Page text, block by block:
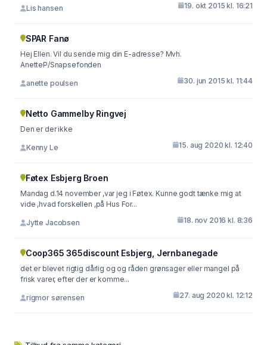
Lis hansen 19. okt 2015 kl. 16:21
SPAR Fanø
Hej Ellen. Vil du sende mig din E-adresse? Mvh.
AnetteP/Snapsefonden
anette poulsen 30. jun 2015 kl. 11:44
Netto Gammelby Ringvej
Den er der ikke
Kenny Le 15. aug 2020 kl. 12:40
Føtex Esbjerg Broen
Mandag d.14 november ,var jeg i Føtex. Kunne godt tænke mig at
vide ,hvad forskellen ,på Hus For...
Jytte Jacobsen 18. nov 2016 kl. 8:36
Coop365 365discount Esbjerg, Jernbanegade
det er blevet rigtig dårlig og og råden grønsager eller mangel på
frisk varer, efter der er komme...
rigmor sørensen 27. aug 2020 kl. 12:12